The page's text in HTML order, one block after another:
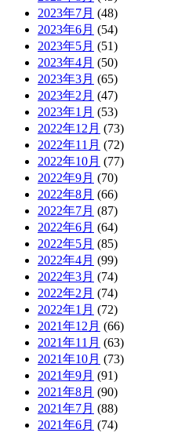
2023年7月 (48)
2023年6月 (54)
2023年5月 (51)
2023年4月 (50)
2023年3月 (65)
2023年2月 (47)
2023年1月 (53)
2022年12月 (73)
2022年11月 (72)
2022年10月 (77)
2022年9月 (70)
2022年8月 (66)
2022年7月 (87)
2022年6月 (64)
2022年5月 (85)
2022年4月 (99)
2022年3月 (74)
2022年2月 (74)
2022年1月 (72)
2021年12月 (66)
2021年11月 (63)
2021年10月 (73)
2021年9月 (91)
2021年8月 (90)
2021年7月 (88)
2021年6月 (74)